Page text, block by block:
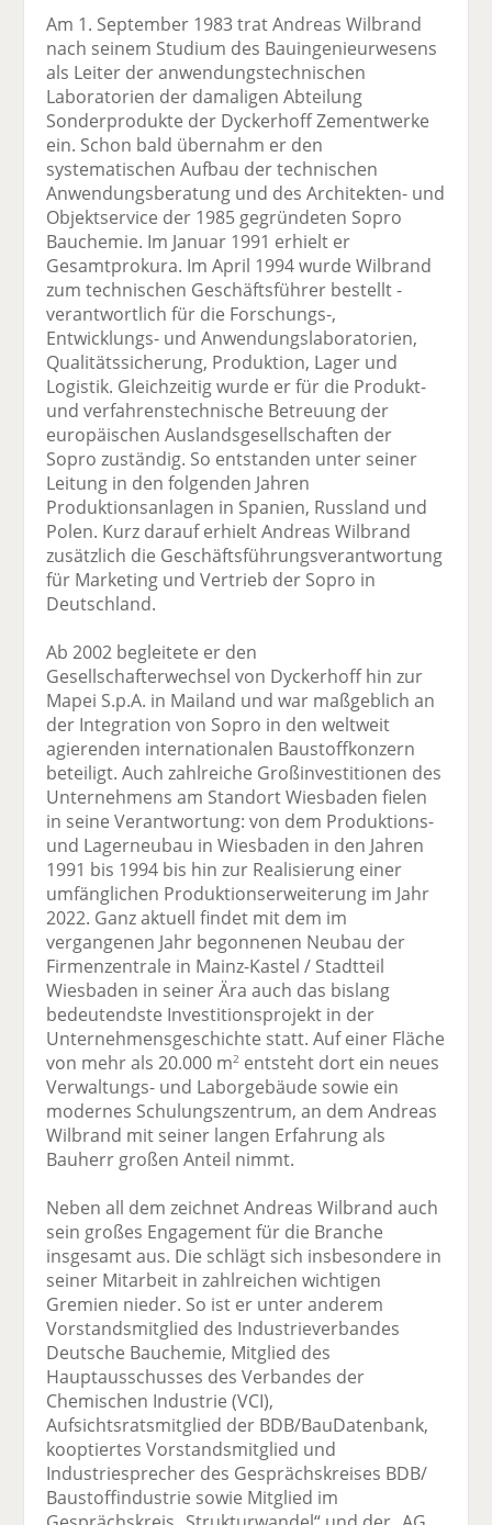
Am 1. September 1983 trat Andreas Wilbrand
nach seinem Studium des Bauingenieurwesens
als Leiter der anwendungstechnischen
Laboratorien der damaligen Abteilung
Sonderprodukte der Dyckerhoff Zementwerke
ein. Schon bald übernahm er den
systematischen Aufbau der technischen
Anwendungsberatung und des Architekten- und
Objektservice der 1985 gegründeten Sopro
Bauchemie. Im Januar 1991 erhielt er
Gesamtprokura. Im April 1994 wurde Wilbrand
zum technischen Geschäftsführer bestellt -
verantwortlich für die Forschungs-,
Entwicklungs- und Anwendungslaboratorien,
Qualitätssicherung, Produktion, Lager und
Logistik. Gleichzeitig wurde er für die Produkt-
und verfahrenstechnische Betreuung der
europäischen Auslandsgesellschaften der
Sopro zuständig. So entstanden unter seiner
Leitung in den folgenden Jahren
Produktionsanlagen in Spanien, Russland und
Polen. Kurz darauf erhielt Andreas Wilbrand
zusätzlich die Geschäftsführungsverantwortung
für Marketing und Vertrieb der Sopro in
Deutschland.
Ab 2002 begleitete er den
Gesellschafterwechsel von Dyckerhoff hin zur
Mapei S.p.A. in Mailand und war maßgeblich an
der Integration von Sopro in den weltweit
agierenden internationalen Baustoffkonzern
beteiligt. Auch zahlreiche Großinvestitionen des
Unternehmens am Standort Wiesbaden fielen
in seine Verantwortung: von dem Produktions-
und Lagerneubau in Wiesbaden in den Jahren
1991 bis 1994 bis hin zur Realisierung einer
umfänglichen Produktionserweiterung im Jahr
2022. Ganz aktuell findet mit dem im
vergangenen Jahr begonnenen Neubau der
Firmenzentrale in Mainz-Kastel / Stadtteil
Wiesbaden in seiner Ära auch das bislang
bedeutendste Investitionsprojekt in der
Unternehmensgeschichte statt. Auf einer Fläche
von mehr als 20.000 m2 entsteht dort ein neues
Verwaltungs- und Laborgebäude sowie ein
modernes Schulungszentrum, an dem Andreas
Wilbrand mit seiner langen Erfahrung als
Bauherr großen Anteil nimmt.
Neben all dem zeichnet Andreas Wilbrand auch
sein großes Engagement für die Branche
insgesamt aus. Die schlägt sich insbesondere in
seiner Mitarbeit in zahlreichen wichtigen
Gremien nieder. So ist er unter anderem
Vorstandsmitglied des Industrieverbandes
Deutsche Bauchemie, Mitglied des
Hauptausschusses des Verbandes der
Chemischen Industrie (VCI),
Aufsichtsratsmitglied der BDB/BauDatenbank,
kooptiertes Vorstandsmitglied und
Industriesprecher des Gesprächskreises BDB/
Baustoffindustrie sowie Mitglied im